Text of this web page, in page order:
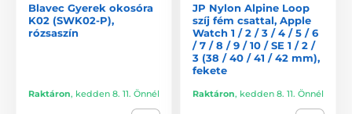
Blavec Gyerek okosóra
K02 (SWK02-P),
rózsaszín
Raktáron, kedden 8. 11. Önnél
JP Nylon Alpine Loop
szíj fém csattal, Apple
Watch 1 / 2 / 3 / 4 / 5 / 6
/ 7 / 8 / 9 / 10 / SE 1 / 2 /
3 (38 / 40 / 41 / 42 mm),
fekete
Raktáron, kedden 8. 11. Önnél